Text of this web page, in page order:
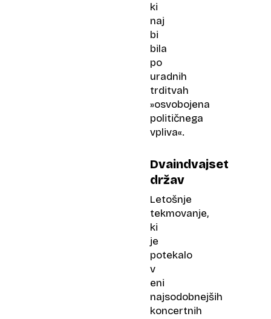
ki
naj
bi
bila
po
uradnih
trditvah
»osvobojena
političnega
vpliva«.
Dvaindvajset
držav
Letošnje
tekmovanje,
ki
je
potekalo
v
eni
najsodobnejših
koncertnih